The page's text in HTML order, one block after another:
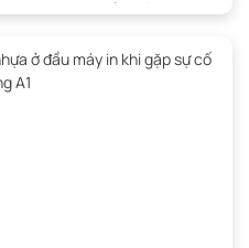
SD. Đây là giải pháp đặc biệt